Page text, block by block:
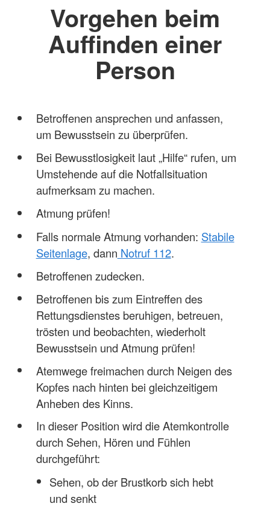
Vorgehen beim
Auffinden einer
Person
Betroffenen ansprechen und anfassen,
um Bewusstsein zu überprüfen.
Bei Bewusstlosigkeit laut „Hilfe“ rufen, um
Umstehende auf die Notfallsituation
aufmerksam zu machen.
Atmung prüfen!
Falls normale Atmung vorhanden: Stabile
Seitenlage, dann Notruf 112.
Betroffenen zudecken.
Betroffenen bis zum Eintreffen des
Rettungsdienstes beruhigen, betreuen,
trösten und beobachten, wiederholt
Bewusstsein und Atmung prüfen!
Atemwege freimachen durch Neigen des
Kopfes nach hinten bei gleichzeitigem
Anheben des Kinns.
In dieser Position wird die Atemkontrolle
durch Sehen, Hören und Fühlen
durchgeführt:
Sehen, ob der Brustkorb sich hebt
und senkt